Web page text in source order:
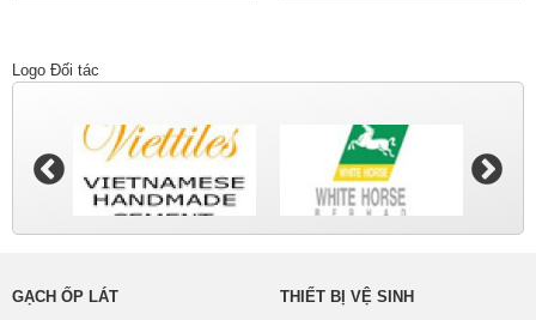
Logo Đối tác
GẠCH ỐP LÁT
THIẾT BỊ VỆ SINH